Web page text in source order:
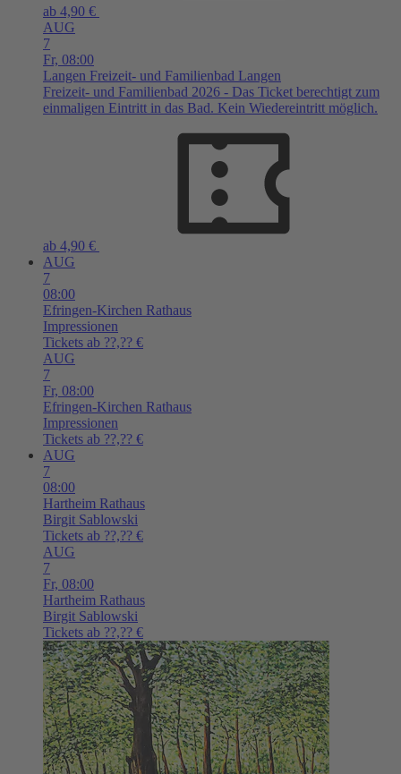
ab 4,90 €
AUG
7
Fr, 08:00
Langen Freizeit- und Familienbad Langen
Freizeit- und Familienbad 2026 - Das Ticket berechtigt zum
einmaligen Eintritt in das Bad. Kein Wiedereintritt möglich.
ab 4,90 €
AUG
7
08:00
Efringen-Kirchen Rathaus
Impressionen
Tickets ab ??,?? €
AUG
7
Fr, 08:00
Efringen-Kirchen Rathaus
Impressionen
Tickets ab ??,?? €
AUG
7
08:00
Hartheim Rathaus
Birgit Sablowski
Tickets ab ??,?? €
AUG
7
Fr, 08:00
Hartheim Rathaus
Birgit Sablowski
Tickets ab ??,?? €